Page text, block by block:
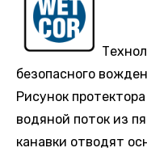
безопасного
Рисунок
водяной поток из
канавки отводят